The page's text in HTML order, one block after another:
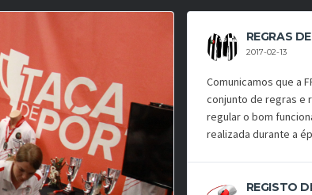
REGRAS
2017-02-13
Comunicamos que a
conjunto de regras e
regular o bom
realizada durante a
REGISTO